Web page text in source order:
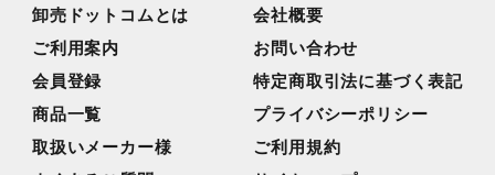
卸売ドットコムとは
ご利用案内
会員登録
商品一覧
取扱いメーカー様
会社概要
お問い合わせ
特定商取引法に基づく表記
プライバシーポリシー
ご利用規約